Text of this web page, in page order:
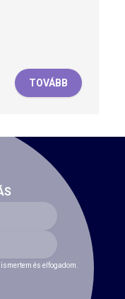
TOVÁBB
és elfogadom.